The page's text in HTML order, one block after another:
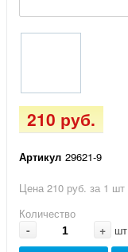
210 руб.
Артикул 29621-9
Цена 210 руб. за 1 шт
Количество
- + шт